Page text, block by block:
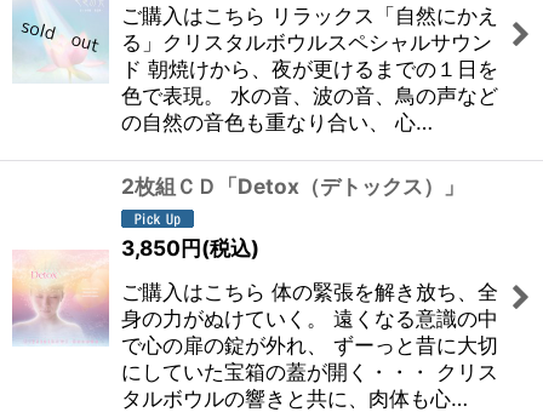
絞り込む
ご購入はこちら リラックス「自然にかえ
る」クリスタルボウルスペシャルサウン
ド 朝焼けから、夜が更けるまでの１日を
色で表現。 水の音、波の音、鳥の声など
の自然の音色も重なり合い、 心…
2枚組ＣＤ「Detox（デトックス）」
3,850円(税込)
ご購入はこちら 体の緊張を解き放ち、全
身の力がぬけていく。 遠くなる意識の中
で心の扉の錠が外れ、 ずーっと昔に大切
にしていた宝箱の蓋が開く・・・ クリス
タルボウルの響きと共に、肉体も心…